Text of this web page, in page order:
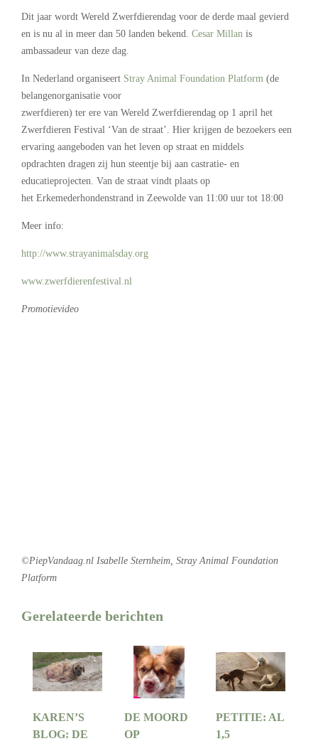
Dit jaar wordt Wereld Zwerfdierendag voor de derde maal gevierd
en is nu al in meer dan 50 landen bekend. Cesar Millan is
ambassadeur van deze dag.
In Nederland organiseert Stray Animal Foundation Platform (de
belangenorganisatie voor
zwerfdieren) ter ere van Wereld Zwerfdierendag op 1 april het
Zwerfdieren Festival ‘Van de straat’. Hier krijgen de bezoekers een
ervaring aangeboden van het leven op straat en middels
opdrachten dragen zij hun steentje bij aan castratie- en
educatieprojecten. Van de straat vindt plaats op
het Erkemederhondenstrand in Zeewolde van 11:00 uur tot 18:00
Meer info:
http://www.strayanimalsday.org
www.zwerfdierenfestival.nl
Promotievideo
©PiepVandaag.nl Isabelle Sternheim, Stray Animal Foundation
Platform
Gerelateerde berichten
KAREN’S
BLOG: DE
DE MOORD
OP
PETITIE: AL
1,5